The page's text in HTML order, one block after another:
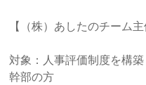
【（株）あしたのチーム
対象：人事評価制度を構
幹部の方